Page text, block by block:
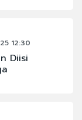
12:30
Diisi